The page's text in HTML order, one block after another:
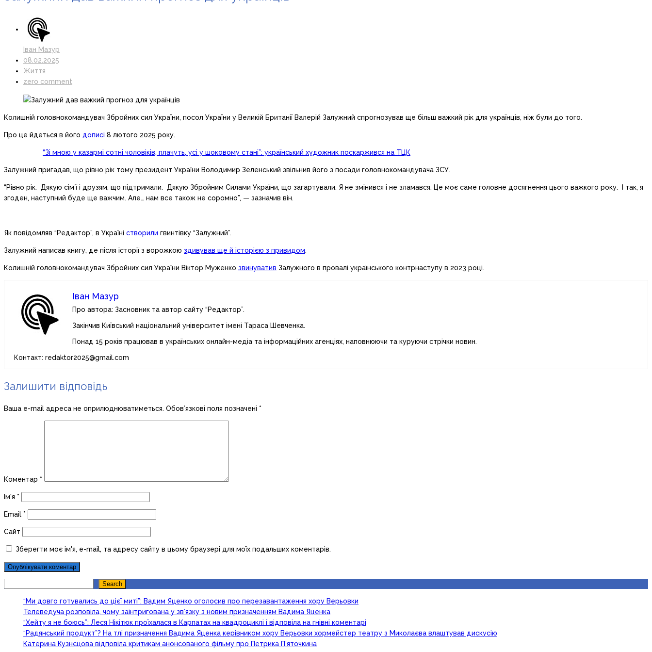
Іван Мазур
08.02.2025
Життя
zero comment
Колишній головнокомандувач Збройних сил України, посол України у Великій Британії Валерій Залужний спрогнозував ще більш важкий рік для українців, ніж були до того.
Про це йдеться в його дописі 8 лютого 2025 року.
“Зі мною у казармі сотні чоловіків, плачуть, усі у шоковому стані”: український художник поскаржився на ТЦК
Залужний пригадав, що рівно рік тому президент України Володимир Зеленський звільнив його з посади головнокомандувача ЗСУ.
“Рівно рік. Дякую сімʼї і друзям, що підтримали. Дякую Збройним Силами України, що загартували. Я не змінився і не зламався. Це моє саме головне досягнення цього важкого року. І так, я
згоден, наступний буде ще важчим. Але… нам все також не соромно”, — зазначив він.
Як повідомляв “Редактор”, в Україні створили гвинтівку “Залужний”.
Залужний написав книгу, де після історії з ворожкою здивував ще й історією з привидом.
Колишній головнокомандувач Збройних сил України Віктор Муженко звинуватив Залужного в провалі українського контрнаступу в 2023 році.
Іван Мазур
Про автора: Засновник та автор сайту “Редактор”.
Закінчив Київський національний університет імені Тараса Шевченка.
Понад 15 років працював в українських онлайн-медіа та інформаційних агенціях, наповнюючи та куруючи стрічки новин.
Контакт: redaktor2025@gmail.com
Залишити відповідь
Ваша e-mail адреса не оприлюднюватиметься. Обов’язкові поля позначені *
Коментар *
Ім'я *
Email *
Сайт
Зберегти моє ім'я, e-mail, та адресу сайту в цьому браузері для моїх подальших коментарів.
Search
“Ми довго готувались до цієї миті”: Вадим Яценко оголосив про перезавантаження хору Верьовки
Телеведуча розповіла, чому заінтригована у зв’язку з новим призначенням Вадима Яценка
“Хейту я не боюсь”: Леся Нікітюк проїхалася в Карпатах на квадроциклі і відповіла на гнівні коментарі
“Радянський продукт”? На тлі призначення Вадима Яценка керівником хору Верьовки хормейстер театру з Миколаєва влаштував дискусію
Катерина Кузнєцова відповіла критикам анонсованого фільму про Петрика П’яточкина